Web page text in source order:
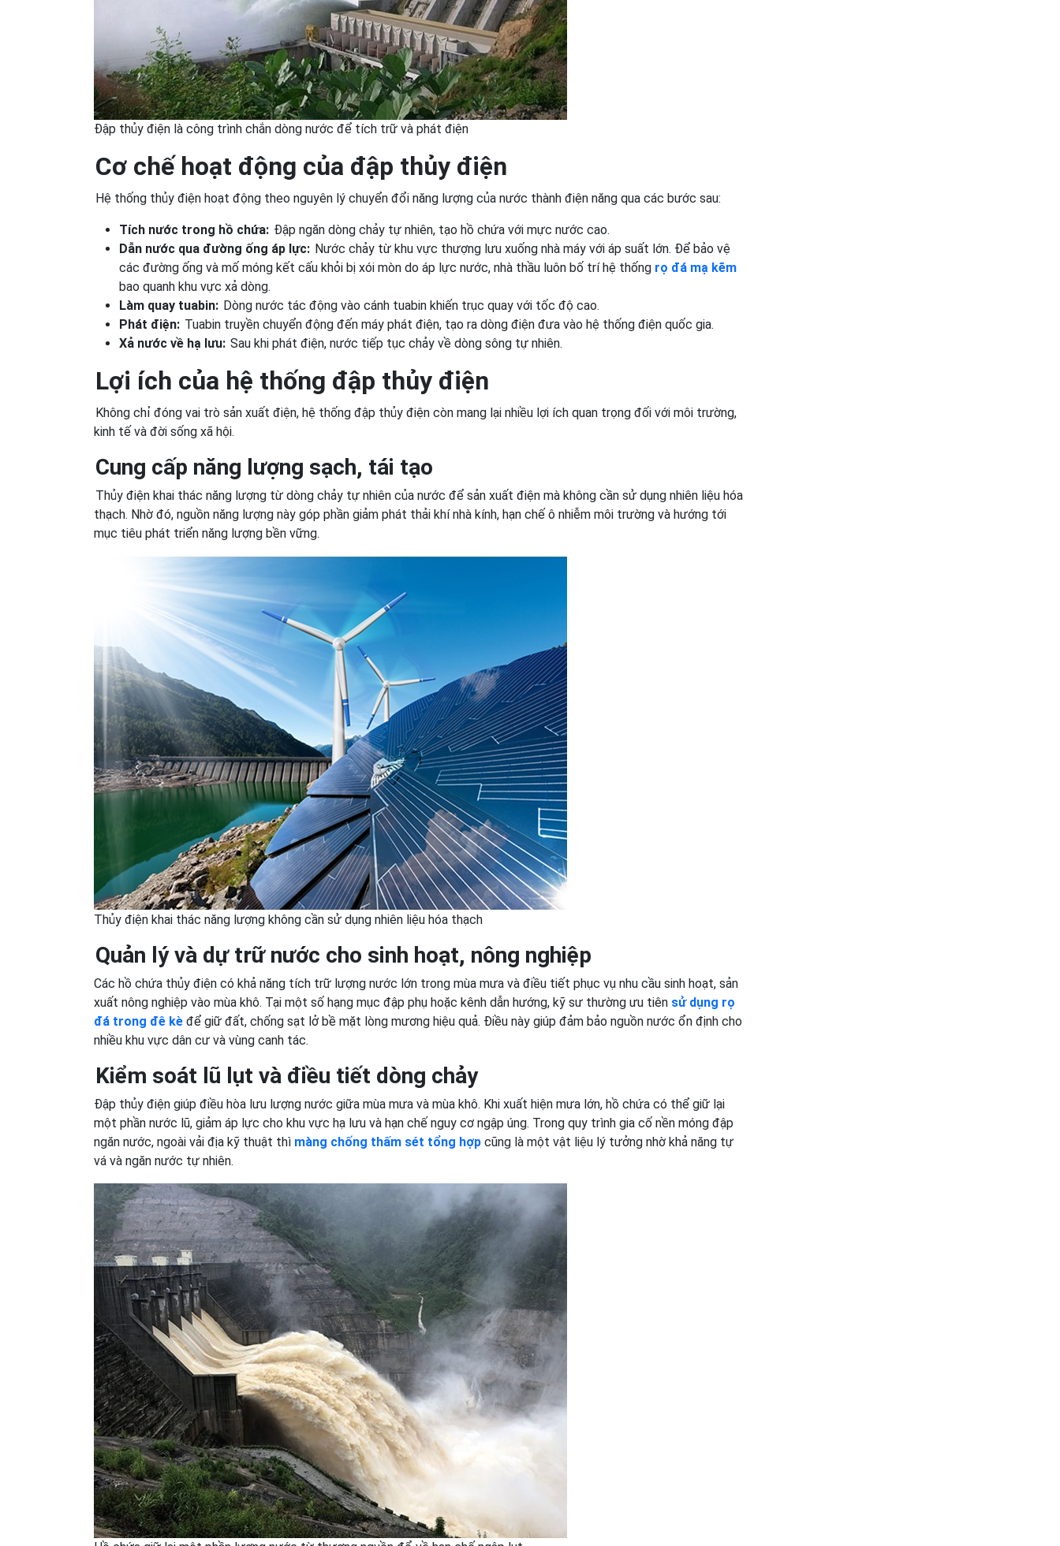
Đập thủy điện là công trình chắn dòng nước để tích trữ và phát điện
Cơ chế hoạt động của đập thủy điện
Hệ thống thủy điện hoạt động theo nguyên lý chuyển đổi năng lượng của nước thành điện năng qua các bước sau:
Tích nước trong hồ chứa: Đập ngăn dòng chảy tự nhiên, tạo hồ chứa với mực nước cao.
Dẫn nước qua đường ống áp lực: Nước chảy từ khu vực thượng lưu xuống nhà máy với áp suất lớn. Để bảo vệ
các đường ống và mố móng kết cấu khỏi bị xói mòn do áp lực nước, nhà thầu luôn bố trí hệ thống rọ đá mạ kẽm
bao quanh khu vực xả dòng.
Làm quay tuabin: Dòng nước tác động vào cánh tuabin khiến trục quay với tốc độ cao.
Phát điện: Tuabin truyền chuyển động đến máy phát điện, tạo ra dòng điện đưa vào hệ thống điện quốc gia.
Xả nước về hạ lưu: Sau khi phát điện, nước tiếp tục chảy về dòng sông tự nhiên.
Lợi ích của hệ thống đập thủy điện
Không chỉ đóng vai trò sản xuất điện, hệ thống đập thủy điện còn mang lại nhiều lợi ích quan trọng đối với môi trường,
kinh tế và đời sống xã hội.
Cung cấp năng lượng sạch, tái tạo
Thủy điện khai thác năng lượng từ dòng chảy tự nhiên của nước để sản xuất điện mà không cần sử dụng nhiên liệu hóa
thạch. Nhờ đó, nguồn năng lượng này góp phần giảm phát thải khí nhà kính, hạn chế ô nhiễm môi trường và hướng tới
mục tiêu phát triển năng lượng bền vững.
Thủy điện khai thác năng lượng không cần sử dụng nhiên liệu hóa thạch
Quản lý và dự trữ nước cho sinh hoạt, nông nghiệp
Các hồ chứa thủy điện có khả năng tích trữ lượng nước lớn trong mùa mưa và điều tiết phục vụ nhu cầu sinh hoạt, sản
xuất nông nghiệp vào mùa khô. Tại một số hạng mục đập phụ hoặc kênh dẫn hướng, kỹ sư thường ưu tiên sử dụng rọ
đá trong đê kè để giữ đất, chống sạt lở bề mặt lòng mương hiệu quả. Điều này giúp đảm bảo nguồn nước ổn định cho
nhiều khu vực dân cư và vùng canh tác.
Kiểm soát lũ lụt và điều tiết dòng chảy
Đập thủy điện giúp điều hòa lưu lượng nước giữa mùa mưa và mùa khô. Khi xuất hiện mưa lớn, hồ chứa có thể giữ lại
một phần nước lũ, giảm áp lực cho khu vực hạ lưu và hạn chế nguy cơ ngập úng. Trong quy trình gia cố nền móng đập
ngăn nước, ngoài vải địa kỹ thuật thì màng chống thấm sét tổng hợp cũng là một vật liệu lý tưởng nhờ khả năng tự
vá và ngăn nước tự nhiên.